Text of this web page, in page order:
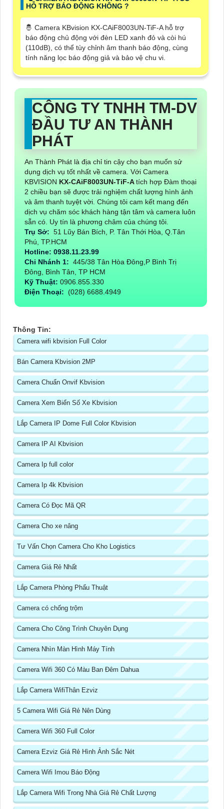
HỖ TRỢ BÁO ĐỘNG KHÔNG ?
🤴 Camera KBvision KX-CAiF8003UN-TiF-A hỗ trợ
báo động chủ động với đèn LED xanh đỏ và còi hú
(110dB), có thể tùy chỉnh âm thanh báo động, cùng
tính năng lọc báo động giả và bảo vệ chu vi.
CÔNG TY TNHH TM-DV
ĐẦU TƯ AN THÀNH
PHÁT
An Thành Phát là địa chỉ tin cậy cho bạn muốn sử
dụng dịch vụ tốt nhất về camera. Với Camera
KBVISION KX-CAiF8003UN-TiF-Atích hợp Đàm thoại
2 chiều bạn sẽ được trải nghiệm chất lượng hình ảnh
và âm thanh tuyệt vời. Chúng tôi cam kết mang đến
dịch vụ chăm sóc khách hàng tận tâm và camera luôn
sẵn có. Uy tín là phương châm của chúng tôi.
Trụ Sở: 51 Lũy Bán Bích, P. Tân Thới Hòa, Q.Tân
Phú, TP.HCM
Hotline: 0938.11.23.99
Chi Nhánh 1: 445/38 Tân Hòa Đông,P Bình Trị
Đông, Bình Tân, TP HCM
Kỹ Thuật: 0906.855.330
Điện Thoại: (028) 6688.4949
Thông Tin:
Camera wifi kbvision Full Color
Bán Camera Kbvision 2MP
Camera Chuẩn Onvif Kbvision
Camera Xem Biển Số Xe Kbvision
Lắp Camera IP Dome Full Color Kbvision
Camera IP AI Kbvision
Camera Ip full color
Camera Ip 4k Kbvision
Camera Có Đọc Mã QR
Camera Cho xe nâng
Tư Vấn Chọn Camera Cho Kho Logistics
Camera Giá Rẻ Nhất
Lắp Camera Phòng Phẩu Thuật
Camera có chống trộm
Camera Cho Công Trình Chuyên Dụng
Camera Nhìn Màn Hình Máy Tính
Camera Wifi 360 Có Màu Ban Đêm Dahua
Lắp Camera WifiThân Ezviz
5 Camera Wifi Giá Rẻ Nên Dùng
Camera Wifi 360 Full Color
Camera Ezviz Giá Rẻ Hình Ảnh Sắc Nét
Camera Wifi Imou Báo Động
Lắp Camera Wifi Trong Nhà Giá Rẻ Chất Lượng